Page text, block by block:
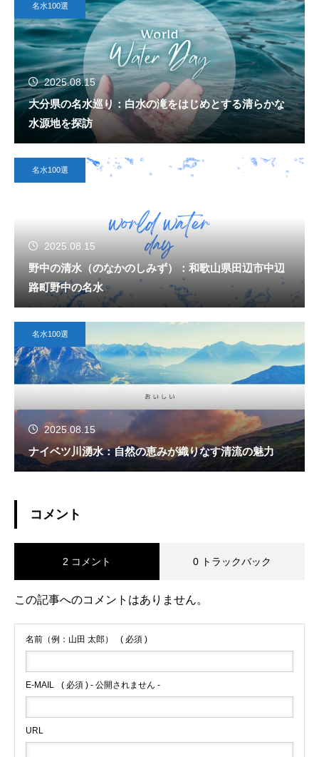
名水100選
2025.08.15
大分県の名水巡り：白水の滝をはじめとする清らかな
水源地を探訪
名水100選
2025.08.15
野中の清水（のなかのしみず）：和歌山県田辺市中辺
路町野中の名水
名水100選
2025.08.15
ナイベツ川湧水：自然の恵みが織りなす清流の魅力
コメント
2 コメント 0 トラックバック
この記事へのコメントはありません。
名前（例：山田 太郎） ( 必須 )
E-MAIL ( 必須 ) - 公開されません -
URL